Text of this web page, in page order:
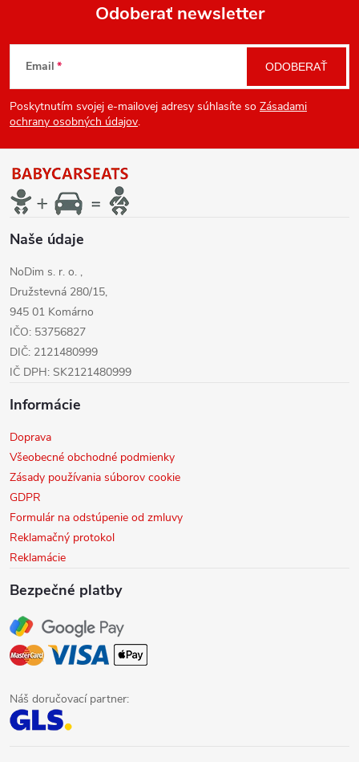
Z
á
p
ä
e
Odoberať newsletter
Email
Poskytnutím svojej e-mailovej adresy súhlasíte so Zásadami
ochrany osobných údajov.
ODOBERAŤ
Naše údaje
NoDim s. r. o. ,
Družstevná 280/15,
945 01 Komárno
IČO: 53756827
DIČ: 2121480999
IČ DPH: SK2121480999
Informácie
Doprava
Všeobecné obchodné podmienky
Zásady používania súborov cookie
GDPR
Formulár na odstúpenie od zmluvy
Reklamačný protokol
Reklamácie
Bezpečné platby
Náš doručovací partner: